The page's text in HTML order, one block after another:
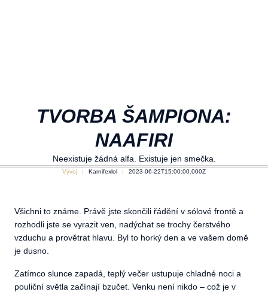
TVORBA ŠAMPIONA:
NAAFIRI
Neexistuje žádná alfa. Existuje jen smečka.
Vývoj Karnifexlol 2023-06-22T15:00:00.000Z
Všichni to známe. Právě jste skončili řádění v sólové frontě a
rozhodli jste se vyrazit ven, nadýchat se trochy čerstvého
vzduchu a provětrat hlavu. Byl to horký den a ve vašem domě
je dusno.
Zatímco slunce zapadá, teplý večer ustupuje chladné noci a
pouliční světla začínají bzučet. Venku není nikdo – což je v